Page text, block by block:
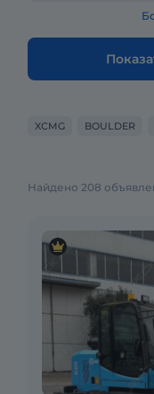
XCMG BOULDER
Найдено 208